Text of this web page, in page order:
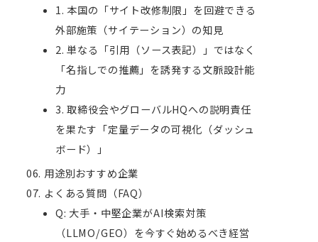
1. 本国の「サイト改修制限」を回避できる
外部施策（サイテーション）の知見
2. 単なる「引用（ソース表記）」ではなく
「名指しでの推薦」を誘発する文脈設計能
力
3. 取締役会やグローバルHQへの説明責任
を果たす「定量データの可視化（ダッシュ
ボード）」
用途別おすすめ企業
よくある質問（FAQ）
Q: 大手・中堅企業がAI検索対策
（LLMO/GEO）を今すぐ始めるべき経営